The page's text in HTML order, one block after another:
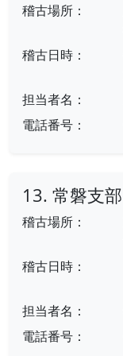
稽古場所：
稽古日時：
担当者名：
電話番号：
13. 常磐支部
稽古場所：
稽古日時：
担当者名：
電話番号：